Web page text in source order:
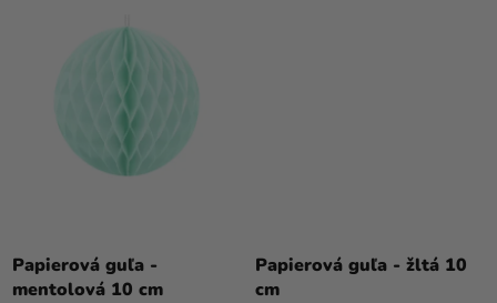
Papierová guľa -
mentolová 10 cm
Papierová guľa - žltá 10
cm